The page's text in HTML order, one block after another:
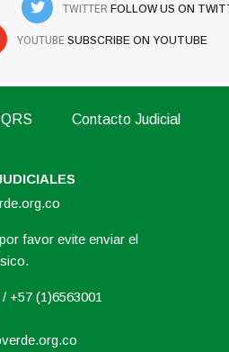
TWITTER FOLLOW US ON
YOUTUBE SUBSCRIBE ON YOUTUBE
Contacto Judicial
favor evite enviar el
+57 (1)6563001